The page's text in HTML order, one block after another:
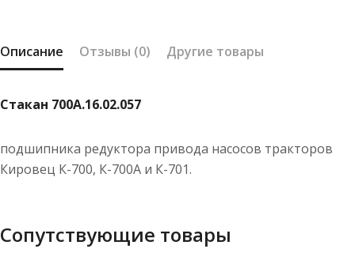
Описание Отзывы (0) Другие товары
Стакан 700А.16.02.057
подшипника редуктора привода насосов тракторов
Кировец К-700, К-700А и К-701.
Сопутствующие товары